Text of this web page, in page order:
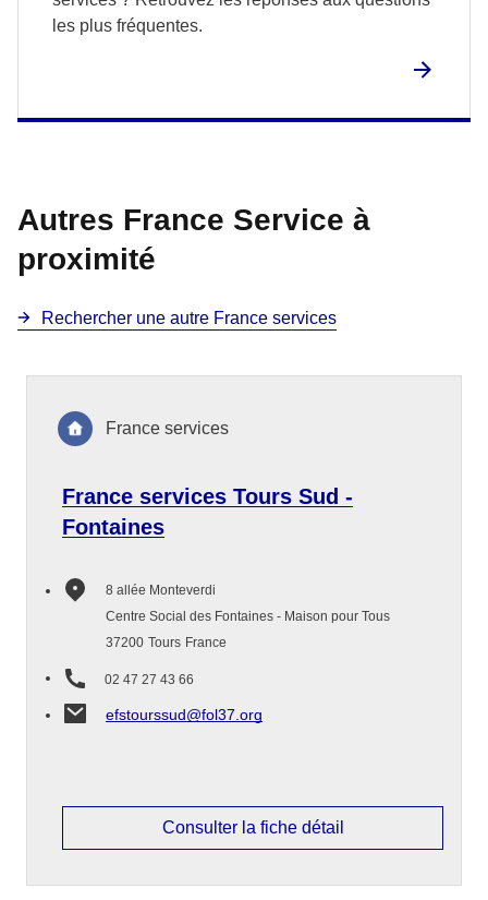
les plus fréquentes.
Autres France Service à
proximité
Rechercher une autre France services
France services Tours Sud -
Fontaines
8 allée Monteverdi
Centre Social des Fontaines - Maison pour Tous
37200 Tours France
02 47 27 43 66
efstourssud@fol37.org
France services
Consulter la fiche détail